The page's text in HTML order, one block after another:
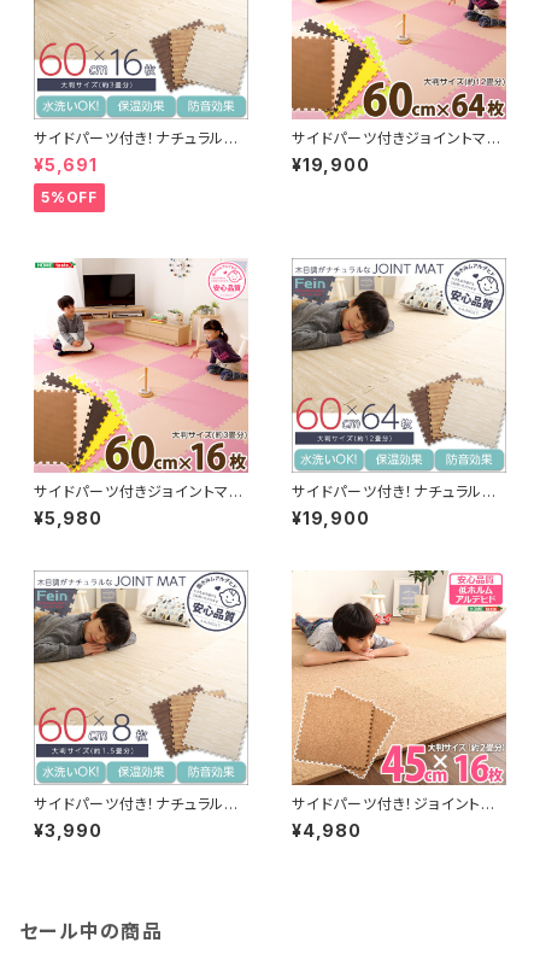
サイドパーツ付き！ナチュラルな
木目調ジョイントマット 16枚セ
ット(大判60cm）安心の低ホル
ムアルデヒド、防音、保温【Fein-
ファイン-】
¥5,691
5%OFF
サイドパーツ付きジョイントマッ
ト 64枚セット(大判60cm）安心
の低ホルムアルデヒド、防音、保
¥19,900
サイドパーツ付きジョイントマッ
ト 16枚セット(大判60cm）安心
の低ホルムアルデヒド、防音、保
¥5,980
サイドパーツ付き！ナチュラルな
木目調ジョイントマット 64枚セ
ット(大判60cm）安心の低ホル
¥19,900
サイドパーツ付き！ナチュラルな
木目調ジョイントマット 8枚セッ
ト(大判60cm）安心の低ホルム
¥3,990
サイドパーツ付き！ジョイントコ
ルクマット 16枚セット(大判45c
m）安心の低ホルムアルデヒド、
¥4,980
セール中の商品